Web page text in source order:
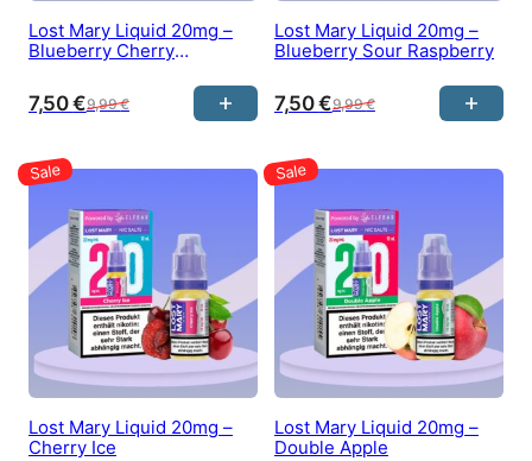
Lost Mary Liquid 20mg –
Blueberry Cherry
9,99€
7,50€
Lost Mary Liquid 20mg –
Blueberry Sour Raspberry
9,99€
7,50€
Lost Mary Liquid 20mg –
Cherry Ice
Lost Mary Liquid 20mg –
Double Apple